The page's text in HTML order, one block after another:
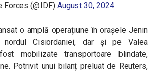
(@IDF) August 30, 2024
o amplă operațiune în orașele Jenin
Cisiordaniei, dar și pe Valea
mobilizate transportoare blindate,
Potrivit unui bilanț preluat de Reuters,